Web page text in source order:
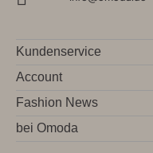
Kundenservice
Account
Fashion News
bei Omoda